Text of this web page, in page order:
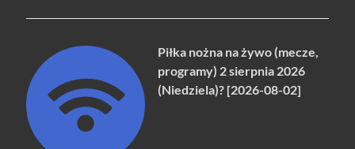
Piłka nożna na żywo (mecze,
programy) 2 sierpnia 2026
(Niedziela)? [2026-08-02]